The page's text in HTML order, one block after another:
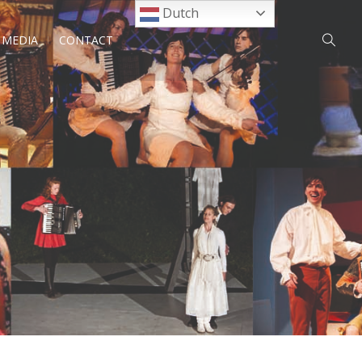
MEDIA CONTACT
Dutch